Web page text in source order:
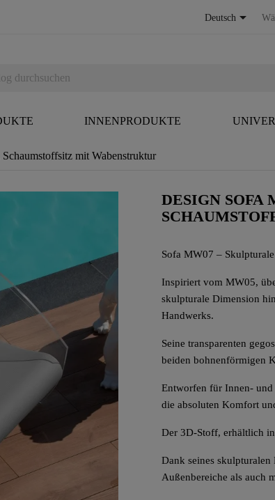
Deutsch
INNENPRODUKTE
mit Wabenstruktur
DESIGN SOFA
Sofa MW07 –
Inspiriert vom MW05,
skulpturale Dimension
Handwerks.
Seine transparenten
beiden bohnenförmigen
Entworfen für Innen- und
die absoluten Komfort
Der 3D-Stoff, erhältlich
Dank seines
Außenbereiche als auch